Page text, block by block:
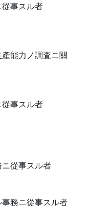
事スル者
能力ノ調査ニ關
事スル者
從事スル者
務ニ從事スル者